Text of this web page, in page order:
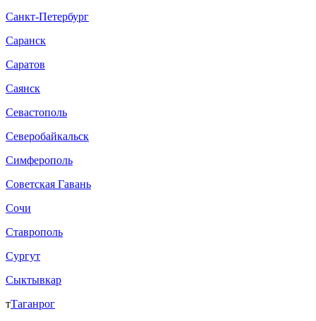
Санкт-Петербург
Саранск
Саратов
Саянск
Севастополь
Северобайкальск
Симферополь
Советская Гавань
Сочи
Ставрополь
Сургут
Сыктывкар
тТаганрог